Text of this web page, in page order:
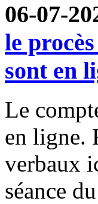
06-07-
le
sont en
Le
en ligne.
verbaux
séance